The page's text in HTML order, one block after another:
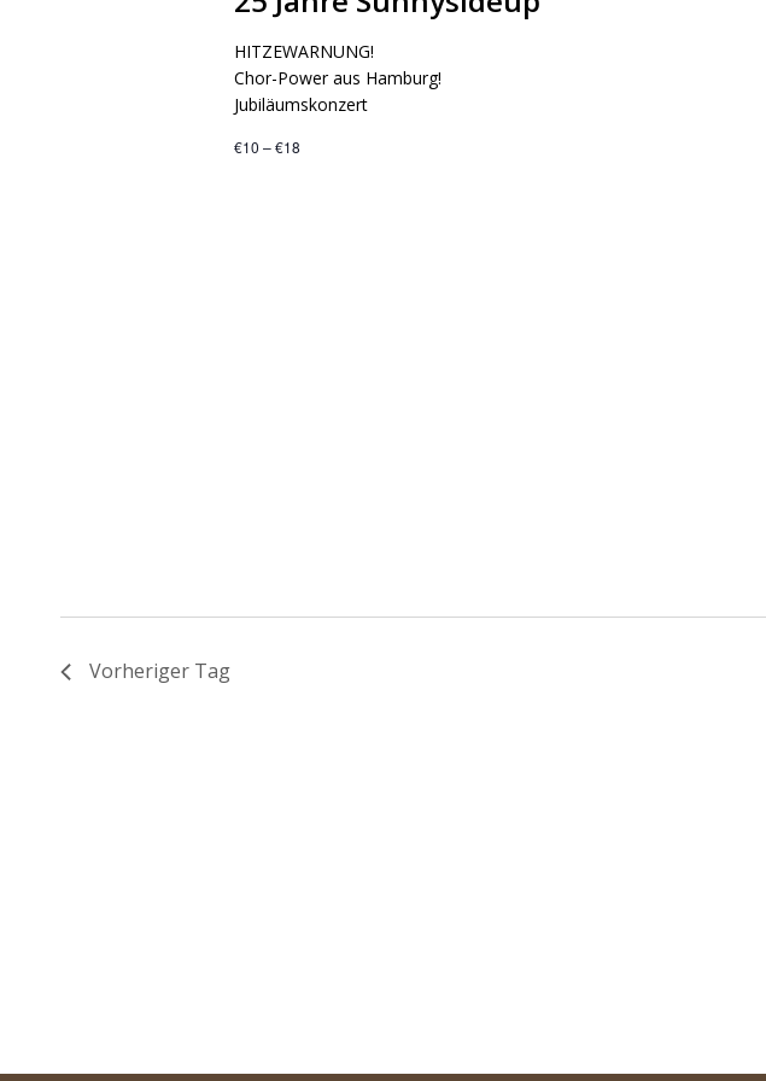
HITZEWARNUNG!
Chor-Power aus Hamburg!
Jubiläumskonzert
€10 – €18
Vorheriger Tag